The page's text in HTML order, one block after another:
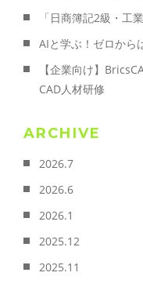
「日商簿記2級・工
AIと学ぶ！ゼロから
【企業向け】
CAD人材研修
ARCHIVE
2026.7
2026.6
2026.1
2025.12
2025.11